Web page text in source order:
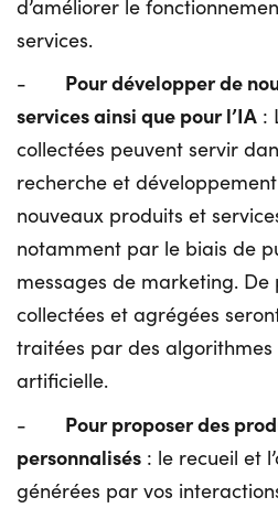
d’améliorer le
services.
- Pour développer de
services ainsi que pour l’IA :
collectées peuvent servir
recherche et
nouveaux produits et
notamment par le biais de
messages de marketing. De
collectées et agrégées
traitées par des algorithmes
artificielle.
- Pour proposer des
personnalisés : le recueil et
générées par vos